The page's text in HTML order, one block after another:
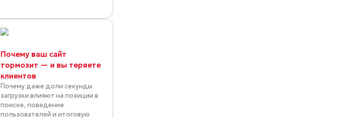
Почему ваш сайт
тормозит — и вы теряете
клиентов
Почему даже доли секунды
загрузки влияют на позиции в
поиске, поведение
пользователей и итоговую